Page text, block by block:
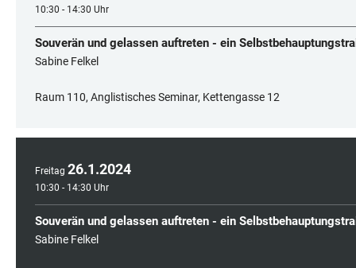
10:30 - 14:30 Uhr
Souverän und gelassen auftreten - ein
Sabine Felkel
Raum 110, Anglistisches Seminar, Kettengasse 12
Freitag 26.1.2024
10:30 - 14:30 Uhr
Souverän und gelassen auftreten - ein
Sabine Felkel